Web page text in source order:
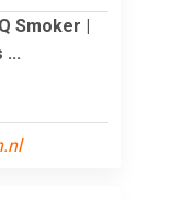
Smoker |
...